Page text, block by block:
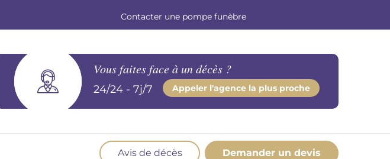
Contacter une pompe funèbre
Vous faites face à un décès ?
24/24 - 7j/7 Appeler l'agence la plus proche
Avis de décès Demander un devis